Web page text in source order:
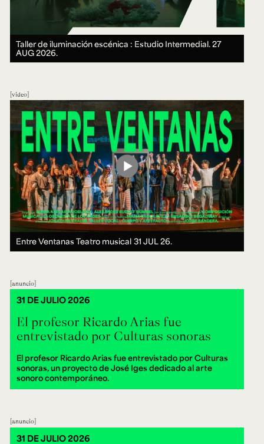
Taller de iluminación escénica : Estudio Intermedial.27
AUG 2026.
video
Entre Ventanas Teatro musical 31 JUL 26.
anuncio
El profesor Ricardo Arias fue
entrevistado por Culturas sonoras
El profesor Ricardo Arias fue entrevistado por Culturas
sonoras, un proyecto de José Iges dedicado al arte
sonoro contemporáneo.
31 DE JULIO 2026
anuncio
31 DE JULIO 2026